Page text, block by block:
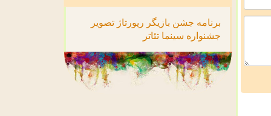
برنامه جشن بازیگر رپورتاژ تصویر
جشنواره سینما تئاتر